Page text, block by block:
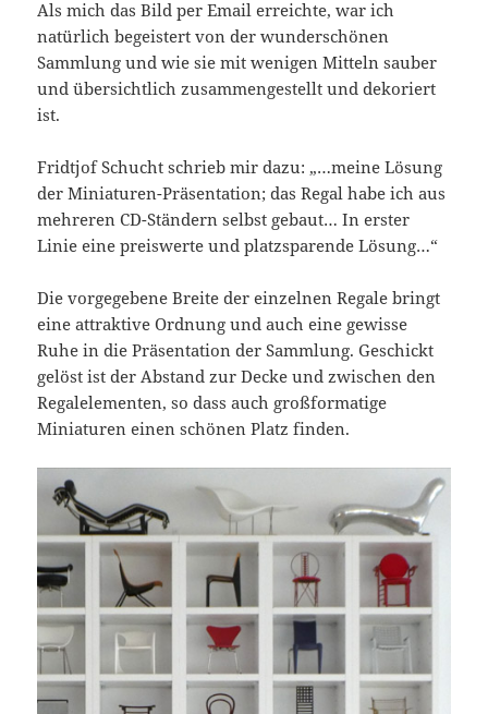
Als mich das Bild per Email erreichte, war ich
natürlich begeistert von der wunderschönen
Sammlung und wie sie mit wenigen Mitteln sauber
und übersichtlich zusammengestellt und dekoriert
ist.
Fridtjof Schucht schrieb mir dazu: „…meine Lösung
der Miniaturen-Präsentation; das Regal habe ich aus
mehreren CD-Ständern selbst gebaut… In erster
Linie eine preiswerte und platzsparende Lösung…“
Die vorgegebene Breite der einzelnen Regale bringt
eine attraktive Ordnung und auch eine gewisse
Ruhe in die Präsentation der Sammlung. Geschickt
gelöst ist der Abstand zur Decke und zwischen den
Regalelementen, so dass auch großformatige
Miniaturen einen schönen Platz finden.